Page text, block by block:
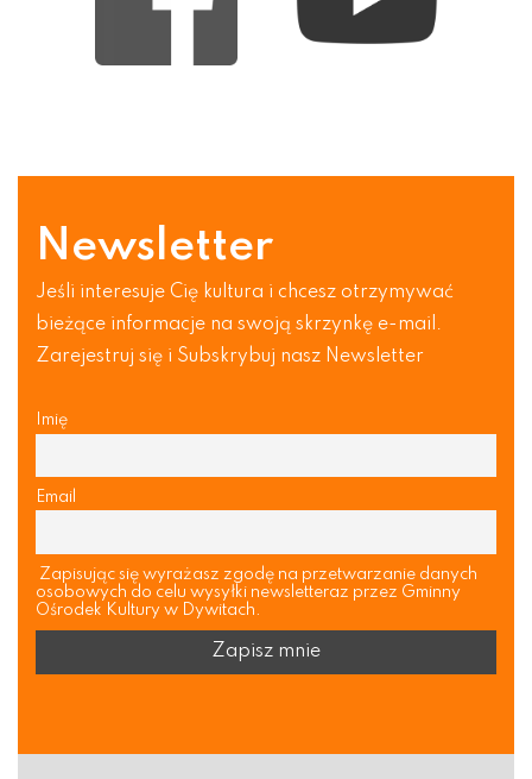
Newsletter
Jeśli interesuje Cię kultura i chcesz otrzymywać
bieżące informacje na swoją skrzynkę e-mail.
Zarejestruj się i Subskrybuj nasz Newsletter
Imię
Email
Zapisując się wyrażasz zgodę na przetwarzanie danych
osobowych do celu wysyłki newsletteraz przez Gminny
Ośrodek Kultury w Dywitach.